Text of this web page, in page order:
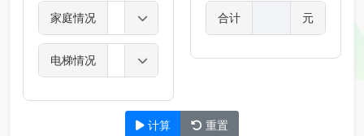
家庭情况
电梯情况
合计 元
计算 重置